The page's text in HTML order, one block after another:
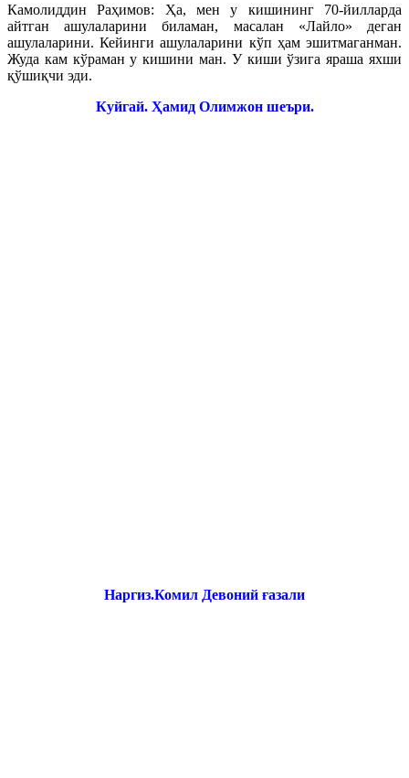
Камолиддин Раҳимов: Ҳа, мен у кишининг 70-йилларда
айтган ашулаларини биламан, масалан «Лайло» деган
ашулаларини. Кейинги ашулаларини кўп ҳам эшитмаганман.
Жуда кам кўраман у кишини ман. У киши ўзига яраша яхши
қўшиқчи эди.
Куйгай. Ҳамид Олимжон шеъри.
Наргиз.Комил Девоний ғазали